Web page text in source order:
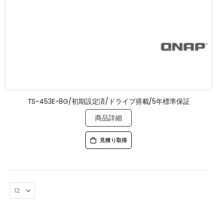
TS-453E-8G/初期設定済/ドライブ搭載/5年標準保証
商品詳細
見積り取得